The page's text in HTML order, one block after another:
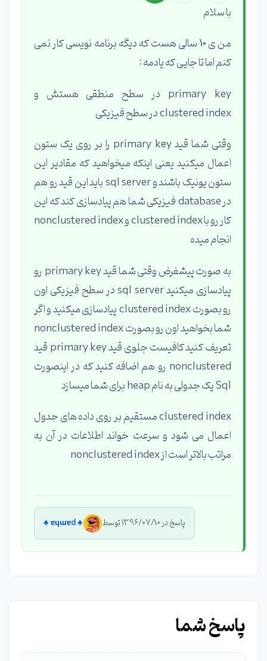
با سلام
من ی 10 سالی هست که دیگه برنامه نویسی کار نمی
کنم اما تا جایی که یادمه :
primary key در سطح منطقی هستش و
clustered index در سطح فیزیکی
وقتی شما قید primary key را بر روی یک ستون
اعمال میکنید یعنی اینکه میخواهید که مقادیر این
ستون یونیک باشند و sql server باید این قید رو هم
در database فیزیکی شما هم پیادسازی کند که این
کار رو با clustered index و nonclustered index
انجام میده
به صورت پیشفرض وقتی شما قید primary key رو
پیادسازی میکنید sql server در سطح فیزیکی اون
رو بصورت clustered index پیادسازی میکنید و اگر
شما بخواهید اون رو بصورت nonclustered index
تعریف کنید کافیست جلوی قید primary key قید
nonclustered رو هم اضافه کنید که در اینصورت
Sql یک جدولی به نام heap برای شما میسازد
clustered index مستقیم بر روی داده های جدول
اعمال می شود و سرعت خواند اطلاعات در آن به
مراتب بالاتر است از nonclustered index
پاسخ در 1396/07/10 توسط ♣︎ ɐɥɯɐd ♣︎
پاسخ شما